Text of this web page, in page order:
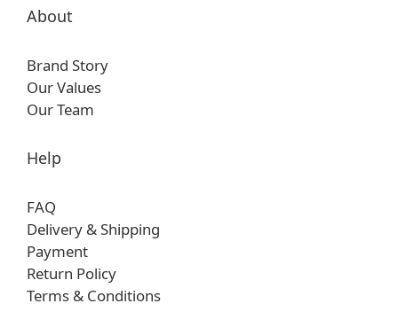
About
Brand Story
Our Values
Our Team
Help
FAQ
Delivery & Shipping
Payment
Return Policy
Terms & Conditions